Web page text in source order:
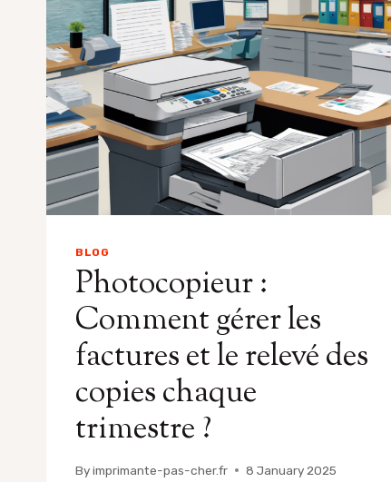
BLOG
Photocopieur :
Comment gérer les
factures et le relevé des
copies chaque
trimestre ?
Byimprimante-pas-cher.fr 8 January 2025